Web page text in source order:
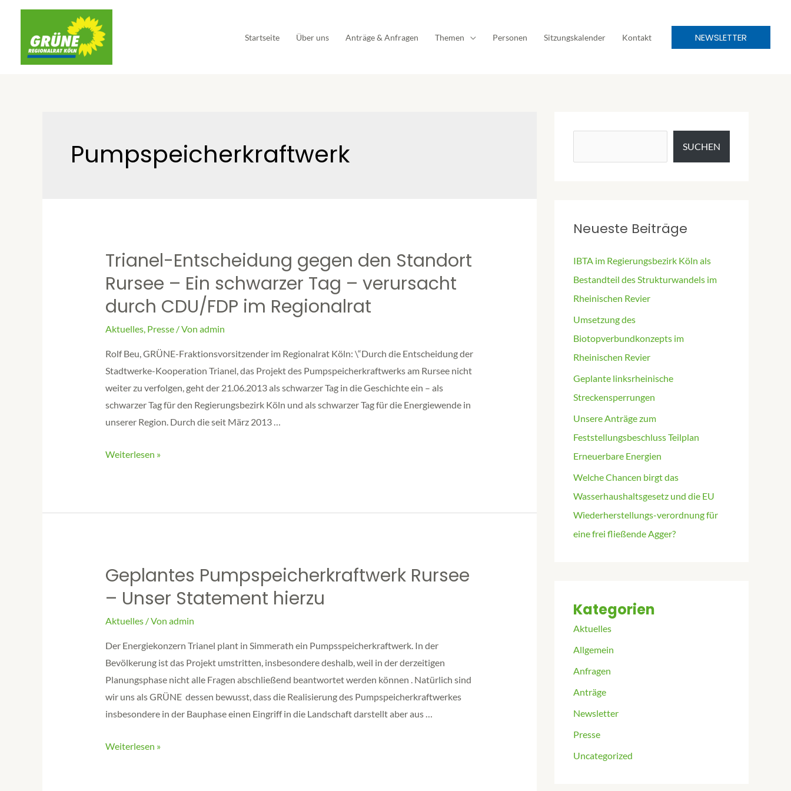
Startseite Über uns Anträge & Anfragen Themen Personen Sitzungskalender Kontakt NEWSLETTER
Pumpspeicherkraftwerk
Trianel-Entscheidung gegen den Standort
Rursee – Ein schwarzer Tag – verursacht
durch CDU/FDP im Regionalrat
Aktuelles, Presse/ Von admin
Rolf Beu, GRÜNE-Fraktionsvorsitzender im Regionalrat Köln: \“Durch die Entscheidung der
Stadtwerke-Kooperation Trianel, das Projekt des Pumpspeicherkraftwerks am Rursee nicht
weiter zu verfolgen, geht der 21.06.2013 als schwarzer Tag in die Geschichte ein – als
schwarzer Tag für den Regierungsbezirk Köln und als schwarzer Tag für die Energiewende in
unserer Region. Durch die seit März 2013 …
Weiterlesen »
Geplantes Pumpspeicherkraftwerk Rursee
– Unser Statement hierzu
Aktuelles/ Von admin
Der Energiekonzern Trianel plant in Simmerath ein Pumpsspeicherkraftwerk. In der
Bevölkerung ist das Projekt umstritten, insbesondere deshalb, weil in der derzeitigen
Planungsphase nicht alle Fragen abschließend beantwortet werden können . Natürlich sind
wir uns als GRÜNE dessen bewusst, dass die Realisierung des Pumpspeicherkraftwerkes
insbesondere in der Bauphase einen Eingriff in die Landschaft darstellt aber aus …
Weiterlesen »
SUCHEN
Neueste Beiträge
IBTA im Regierungsbezirk Köln als
Bestandteil des Strukturwandels im
Rheinischen Revier
Umsetzung des
Biotopverbundkonzepts im
Rheinischen Revier
Geplante linksrheinische
Streckensperrungen
Unsere Anträge zum
Feststellungsbeschluss Teilplan
Erneuerbare Energien
Welche Chancen birgt das
Wasserhaushaltsgesetz und die EU
Wiederherstellungs-verordnung für
eine frei fließende Agger?
Kategorien
Aktuelles
Allgemein
Anfragen
Anträge
Newsletter
Presse
Uncategorized